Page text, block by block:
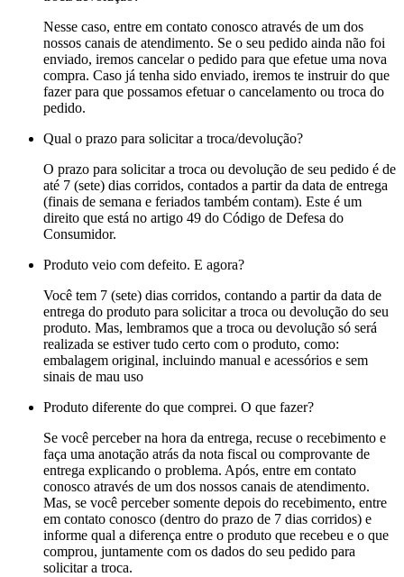
Nesse caso, entre em contato conosco através de um dos
nossos canais de atendimento. Se o seu pedido ainda não foi
enviado, iremos cancelar o pedido para que efetue uma nova
compra. Caso já tenha sido enviado, iremos te instruir do que
fazer para que possamos efetuar o cancelamento ou troca do
pedido.
Qual o prazo para solicitar a troca/devolução?
O prazo para solicitar a troca ou devolução de seu pedido é de
até 7 (sete) dias corridos, contados a partir da data de entrega
(finais de semana e feriados também contam). Este é um
direito que está no artigo 49 do Código de Defesa do
Consumidor.
Produto veio com defeito. E agora?
Você tem 7 (sete) dias corridos, contando a partir da data de
entrega do produto para solicitar a troca ou devolução do seu
produto. Mas, lembramos que a troca ou devolução só será
realizada se estiver tudo certo com o produto, como:
embalagem original, incluindo manual e acessórios e sem
sinais de mau uso
Produto diferente do que comprei. O que fazer?
Se você perceber na hora da entrega, recuse o recebimento e
faça uma anotação atrás da nota fiscal ou comprovante de
entrega explicando o problema. Após, entre em contato
conosco através de um dos nossos canais de atendimento.
Mas, se você perceber somente depois do recebimento, entre
em contato conosco (dentro do prazo de 7 dias corridos) e
informe qual a diferença entre o produto que recebeu e o que
comprou, juntamente com os dados do seu pedido para
solicitar a troca.